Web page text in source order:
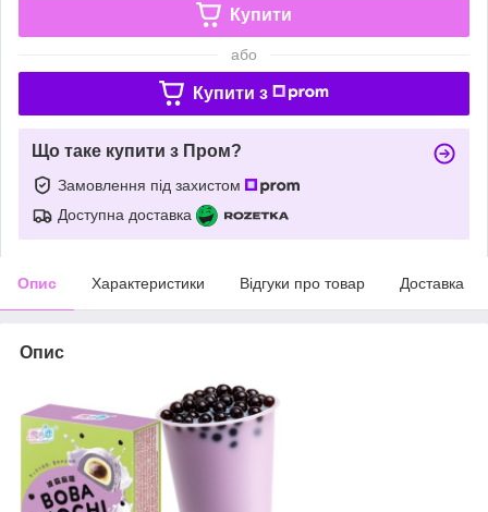
Купити
або
Купити з
Що таке купити з Пром?
Замовлення під захистом
Доступна доставка
Опис Характеристики Відгуки про товар Доставка
Опис